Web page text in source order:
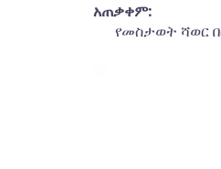
አጠቃቀም:
የመስታወት ሻወር